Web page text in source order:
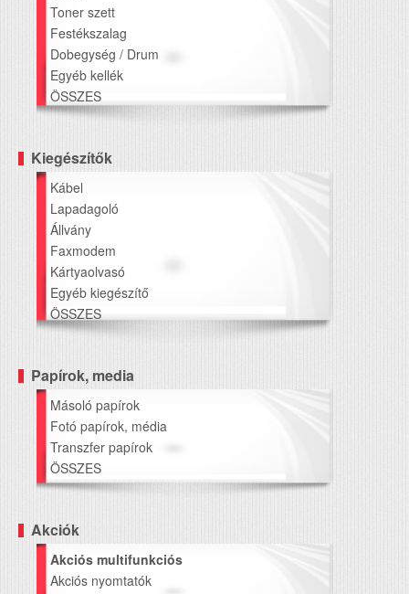
Toner szett
Festékszalag
Dobegység / Drum
Egyéb kellék
ÖSSZES
Kiegészítők
Kábel
Lapadagoló
Állvány
Faxmodem
Kártyaolvasó
Egyéb kiegészítő
ÖSSZES
Papírok, media
Másoló papírok
Fotó papírok, média
Transzfer papírok
ÖSSZES
Akciók
Akciós multifunkciós
Akciós nyomtatók